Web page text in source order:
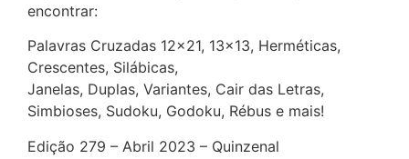
encontrar:
Palavras Cruzadas 12×21, 13×13, Herméticas,
Crescentes, Silábicas,
Janelas, Duplas, Variantes, Cair das Letras,
Simbioses, Sudoku, Godoku, Rébus e mais!
Edição 279 – Abril 2023 – Quinzenal